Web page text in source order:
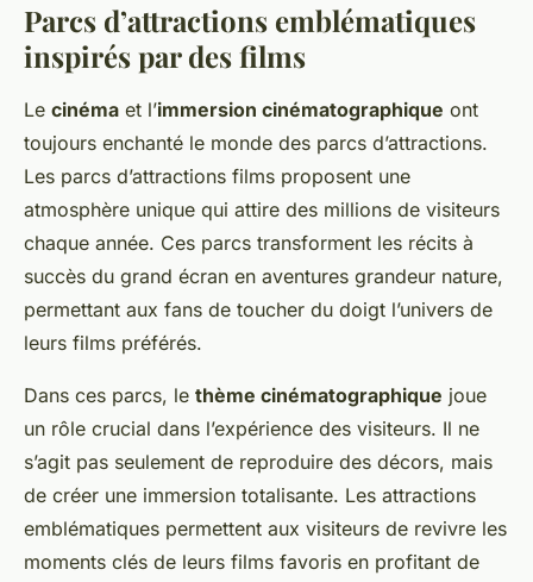
Parcs d’attractions emblématiques
inspirés par des films
Le cinéma et l’immersion cinématographique ont
toujours enchanté le monde des parcs d’attractions.
Les parcs d’attractions films proposent une
atmosphère unique qui attire des millions de visiteurs
chaque année. Ces parcs transforment les récits à
succès du grand écran en aventures grandeur nature,
permettant aux fans de toucher du doigt l’univers de
leurs films préférés.
Dans ces parcs, le thème cinématographique joue
un rôle crucial dans l’expérience des visiteurs. Il ne
s’agit pas seulement de reproduire des décors, mais
de créer une immersion totalisante. Les attractions
emblématiques permettent aux visiteurs de revivre les
moments clés de leurs films favoris en profitant de